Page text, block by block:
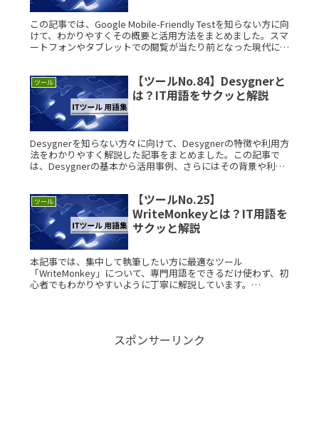
この記事では、Google Mobile-Friendly Testを知らない方に向
けて、わかりやすくその概要と活用方法をまとめました。スマ
ートフォンやタブレットでの閲覧が当たり前となった現代にお
ツール
【ツールNo.84】Desygnerと
は？IT用語をサクッと解説
Desygnerを知らない方々に向けて、Desygnerの特徴や利用方
法をわかりやすく解説した記事をまとめました。この記事で
は、Desygnerの基本から活用事例、さらにはその背景や利用
ツール
【ツールNo.25】
WriteMonkeyとは？IT用語を
サクッと解説
本記事では、集中して執筆したい方に最適なツール
「WriteMonkey」について、専門用語をできるだけ使わず、初
心者でもわかりやすいように丁寧に解説しています。
スポンサーリンク